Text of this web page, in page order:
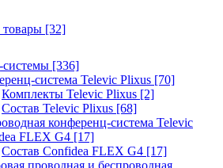
[32]
[336]
система Televic Plixus [70]
Комплекты Televic Plixus [2]
Состав Televic Plixus [68]
конференц-система Televic
FLEX G4 [17]
Состав Confidea FLEX G4 [17]
проводная и беспроводная